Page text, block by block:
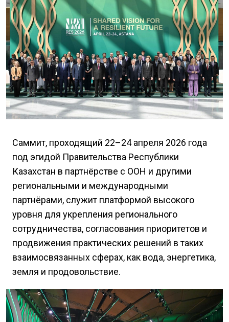
Саммит, проходящий 22–24 апреля 2026 года
под эгидой Правительства Республики
Казахстан в партнёрстве с ООН и другими
региональными и международными
партнёрами, служит платформой высокого
уровня для укрепления регионального
сотрудничества, согласования приоритетов и
продвижения практических решений в таких
взаимосвязанных сферах, как вода, энергетика,
земля и продовольствие.